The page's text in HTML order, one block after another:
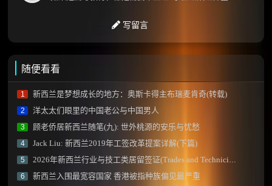
写留言
随便看看
1 新西兰是梦想成长的地方：奥斯卡得主布瑞麦肯奇(转载)
2 洋太太们眼里的中国老公与中国男人
3 顾老侨居新西兰随笔(九): 世外桃源的安乐与忧愁
4 Jack Liu: 新西兰2019年工签改革提案详解(下篇)
5 2026年新西兰行业与技工类居留签证(Trades and Technician Residence Visa)
6 新西兰入围最宽容国家 香港被指种族偏见最严重